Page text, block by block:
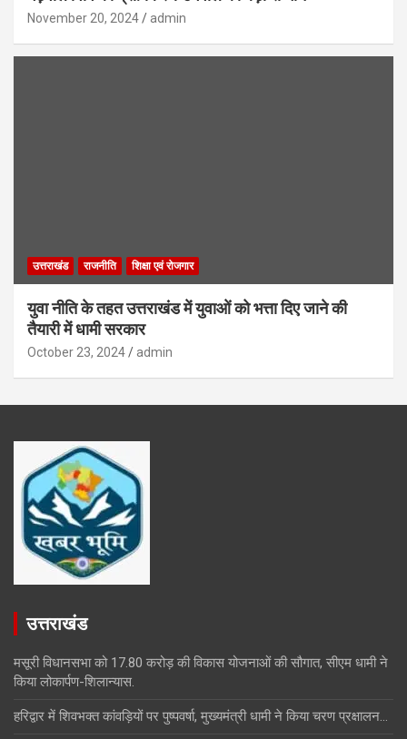
November 20, 2024 admin
उत्तराखंड राजनीति शिक्षा एवं रोजगार
युवा नीति के तहत उत्तराखंड में युवाओं को भत्ता दिए जाने की
तैयारी में धामी सरकार
October 23, 2024 admin
उत्तराखंड
मसूरी विधानसभा को 17.80 करोड़ की विकास योजनाओं की सौगात, सीएम धामी ने
किया लोकार्पण-शिलान्यास.
हरिद्वार में शिवभक्त कांवड़ियों पर पुष्पवर्षा, मुख्यमंत्री धामी ने किया चरण प्रक्षालन…